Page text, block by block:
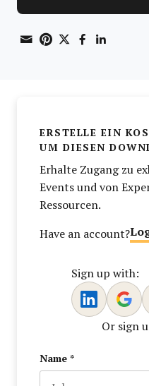
Share through
Print this page
Share on
Share on
Share
ERSTELLE EIN
UM DIESEN
Erhalte Zugang zu
Events und von
Ressourcen.
Have an account?
Sign up with:
Or sign
Name*